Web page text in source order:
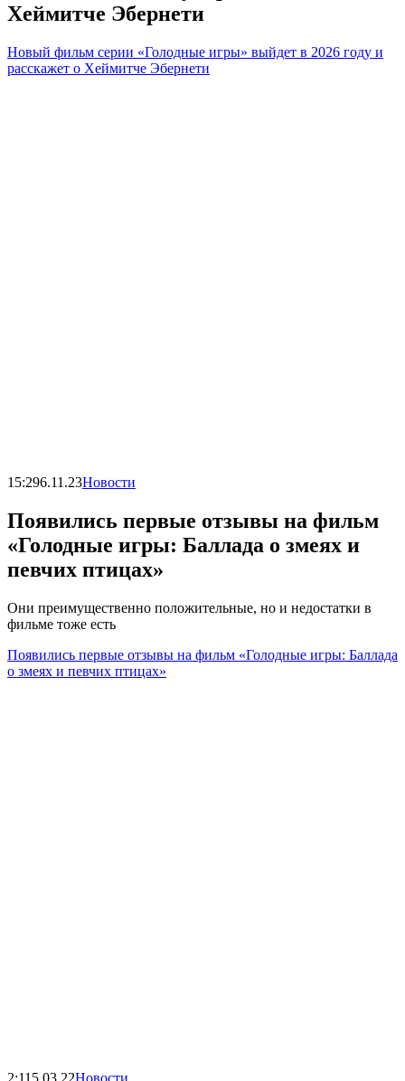
Хеймитче Эбернети
Новый фильм серии «Голодные игры» выйдет в 2026 году и
расскажет о Хеймитче Эбернети
15:296.11.23Новости
Появились первые отзывы на фильм
«Голодные игры: Баллада о змеях и
певчих птицах»
Они преимущественно положительные, но и недостатки в
фильме тоже есть
Появились первые отзывы на фильм «Голодные игры: Баллада
о змеях и певчих птицах»
2:11 5.03.22Новости